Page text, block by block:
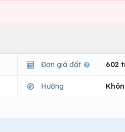
Đơn giá đất 602
Hướng